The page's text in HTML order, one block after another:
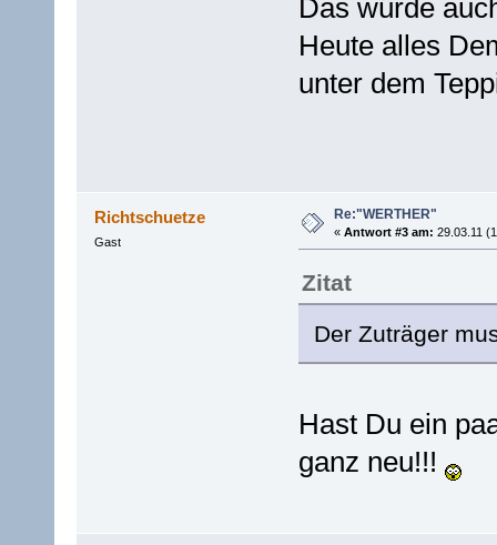
Das würde
Heute alles
unter dem
Richtschuetze
Gast
Re:"WERTHER"
« Antwort #3 am: 29.03.11
Zitat
Der Zuträger
Hast Du ein
ganz neu!!!